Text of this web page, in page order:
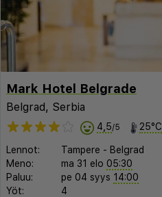
Mark Hotel Belgrade
Belgrad, Serbia
4,5/5 25°C
Lennot: Tampere - Belgrad
Meno:
ma 31 elo 05:30
Paluu:
pe 04 syys 14:00
Yöt:
4